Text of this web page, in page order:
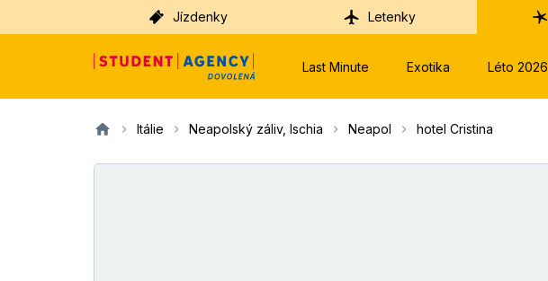
Jízdenky Letenky
Last Minute Exotika Léto 2026
Itálie Neapolský záliv, Ischia Neapol hotel Cristina